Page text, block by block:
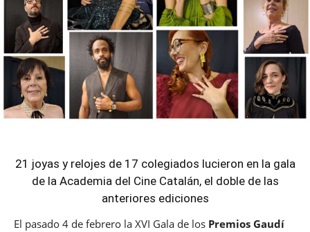
21 joyas y relojes de 17 colegiados lucieron en la gala
de la Academia del Cine Catalán, el doble de las
anteriores ediciones
El pasado 4 de febrero la XVI Gala de los Premios Gaudí